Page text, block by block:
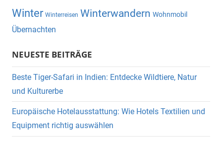
Winter Winterreisen Winterwandern Wohnmobil
Übernachten
NEUESTE BEITRÄGE
Beste Tiger-Safari in Indien: Entdecke Wildtiere, Natur
und Kulturerbe
Europäische Hotelausstattung: Wie Hotels Textilien und
Equipment richtig auswählen